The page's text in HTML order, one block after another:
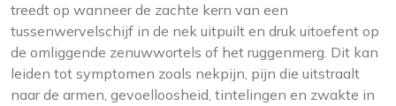
treedt op wanneer de zachte kern van een
tussenwervelschijf in de nek uitpuilt en druk uitoefent op
de omliggende zenuwwortels of het ruggenmerg. Dit kan
leiden tot symptomen zoals nekpijn, pijn die uitstraalt
naar de armen, gevoelloosheid, tintelingen en zwakte in